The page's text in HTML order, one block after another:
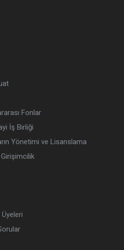
Fonlar
İş Birliği
Yönetimi ve Lisanslama